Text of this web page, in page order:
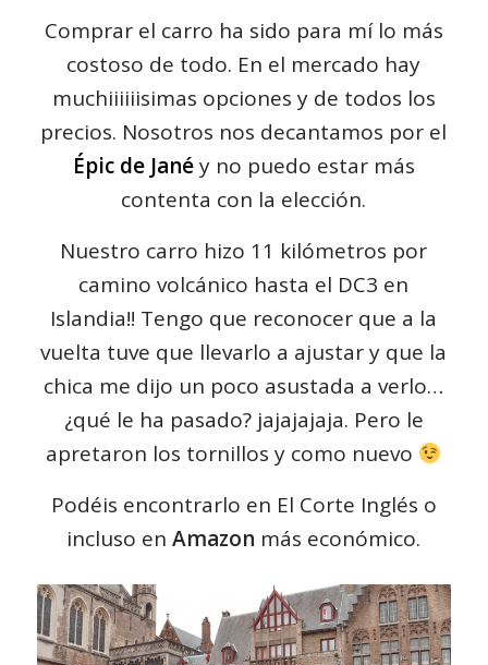
Comprar el carro ha sido para mí lo más
costoso de todo. En el mercado hay
muchiiiiiisimas opciones y de todos los
precios. Nosotros nos decantamos por el
Épic de Janéy no puedo estar más
contenta con la elección.
Nuestro carro hizo 11 kilómetros por
camino volcánico hasta el DC3 en
Islandia!! Tengo que reconocer que a la
vuelta tuve que llevarlo a ajustar y que la
chica me dijo un poco asustada a verlo…
¿qué le ha pasado? jajajajaja. Pero le
apretaron los tornillos y como nuevo
Podéis encontrarlo en El Corte Inglés o
incluso enAmazon más económico.